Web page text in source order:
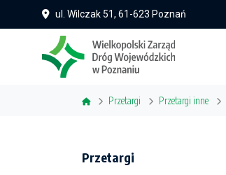
ul. Wilczak 51, 61-623 Poznań
Przetargi Przetargi inne
Przetargi